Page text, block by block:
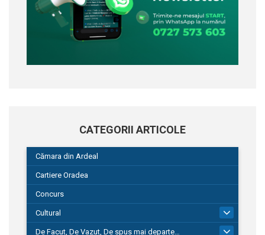
CATEGORII ARTICOLE
Cămara din Ardeal
Cartiere Oradea
Concurs
Cultural
De Facut, De Vazut, De spus mai departe…
580